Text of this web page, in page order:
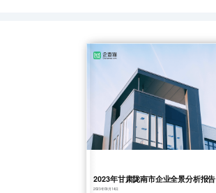
2023年甘肃陇南市企业全景分析报告
2023年09月14日